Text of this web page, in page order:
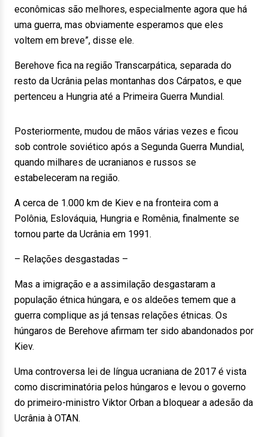
econômicas são melhores, especialmente agora que há
uma guerra, mas obviamente esperamos que eles
voltem em breve”, disse ele.
Berehove fica na região Transcarpática, separada do
resto da Ucrânia pelas montanhas dos Cárpatos, e que
pertenceu a Hungria até a Primeira Guerra Mundial.
Posteriormente, mudou de mãos várias vezes e ficou
sob controle soviético após a Segunda Guerra Mundial,
quando milhares de ucranianos e russos se
estabeleceram na região.
A cerca de 1.000 km de Kiev e na fronteira com a
Polônia, Eslováquia, Hungria e Romênia, finalmente se
tornou parte da Ucrânia em 1991.
– Relações desgastadas –
Mas a imigração e a assimilação desgastaram a
população étnica húngara, e os aldeões temem que a
guerra complique as já tensas relações étnicas. Os
húngaros de Berehove afirmam ter sido abandonados por
Kiev.
Uma controversa lei de língua ucraniana de 2017 é vista
como discriminatória pelos húngaros e levou o governo
do primeiro-ministro Viktor Orban a bloquear a adesão da
Ucrânia à OTAN.